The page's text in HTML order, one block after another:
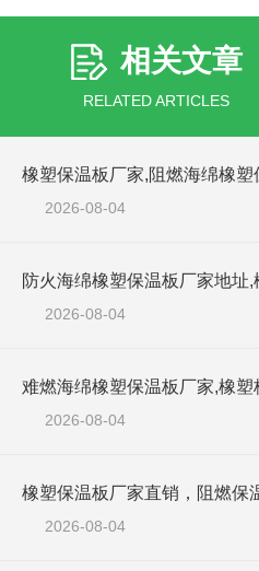
相关文章
RELATED ARTICLES
2026-08-04
2026-08-04
2026-08-04
2026-08-04